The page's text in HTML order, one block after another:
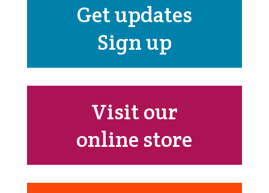
Get updates
Sign up
Visit our
online store